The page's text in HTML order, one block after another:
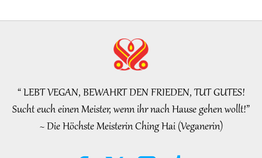
3:40
4:58
VEG TREND NEWS FROM AROUND
Part 2 of 2
2026-08-08
“ LEBT VEGAN, BEWAHRT DEN FRIEDEN, TUT GUTES!
Sucht euch einen Meister, wenn ihr nach Hause gehen wollt!”
~ Die Höchste Meisterin Ching Hai (Veganerin)